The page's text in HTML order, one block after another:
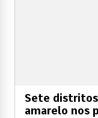
Sete
amarelo nos